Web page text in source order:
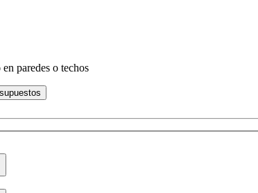
paredes o techos